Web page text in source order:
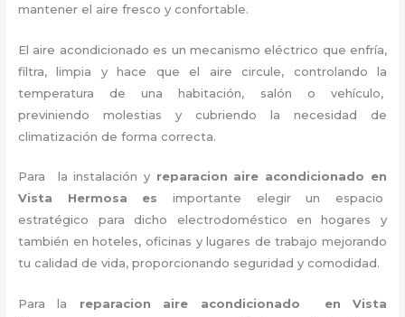
mantener el aire fresco y confortable.
El aire acondicionado es un mecanismo eléctrico que enfría,
filtra, limpia y hace que el aire circule, controlando la
temperatura de una habitación, salón o vehículo,
previniendo molestias y cubriendo la necesidad de
climatización de forma correcta.
Para la instalación y reparacion aire acondicionado en
Vista Hermosa es importante
elegir un espacio
estratégico para dicho electrodoméstico en hogares y
también en hoteles, oficinas y lugares de trabajo mejorando
tu calidad de vida, proporcionando seguridad y comodidad.
Para la reparacion aire acondicionado en Vista